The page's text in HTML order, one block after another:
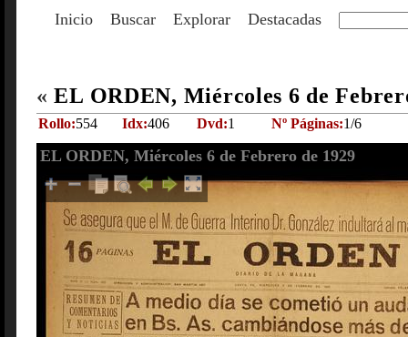
Inicio Buscar Explorar Destacadas
« EL ORDEN, Miércoles 6 de
Rollo:554 Idx:406 Dvd:1 Nº Páginas:1/6
EL ORDEN, Miércoles 6 de Febrero de 1929